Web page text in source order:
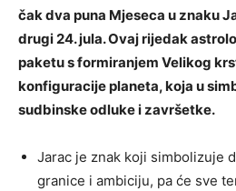
čak dva puna Mjeseca u znaku
drugi 24. jula. Ovaj rijedak
paketu s formiranjem Velikog
konfiguracije planeta, koja u
sudbinske odluke i završetke.
Jarac je znak koji simbolizuje
granice i ambiciju, pa će sve